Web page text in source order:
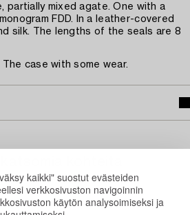
kaikki" suostut evästeiden
verkkosivuston navigoinnin
käytön analysoimiseksi ja
partially mixed agate. One with a
FDD. In a leather-covered
silk. The lengths of the seals are 8
The case with some wear.